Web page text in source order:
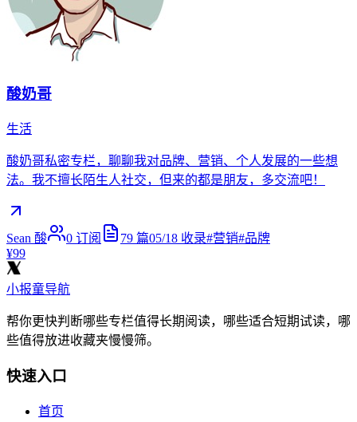
酸奶哥
生活
酸奶哥私密专栏，聊聊我对品牌、营销、个人发展的一些想
法。我不擅长陌生人社交，但来的都是朋友，多交流吧！
Sean 酸 0 订阅 79 篇05/18 收录#营销#品牌
¥99
小报童导航
帮你更快判断哪些专栏值得长期阅读，哪些适合短期试读，哪
些值得放进收藏夹慢慢筛。
快速入口
首页